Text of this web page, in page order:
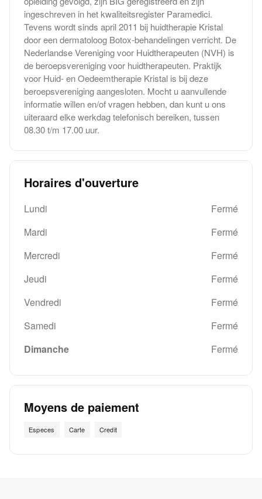
ingeschreven in het kwaliteitsregister Paramedici.
Tevens wordt sinds april 2011 bij huidtherapie Kristal
door een dermatoloog Botox-behandelingen verricht. De
Nederlandse Vereniging voor Huidtherapeuten (NVH) is
de beroepsvereniging voor huidtherapeuten. Praktijk
voor Huid- en Oedeemtherapie Kristal is bij deze
beroepsvereniging aangesloten. Mocht u aanvullende
informatie willen en/of vragen hebben, dan kunt u ons
uiteraard elke werkdag telefonisch bereiken, tussen
08.30 t/m 17.00 uur.
Horaires d'ouverture
Lundi
Fermé
Mardi
Fermé
Mercredi
Fermé
Jeudi
Fermé
Vendredi
Fermé
Samedi
Fermé
Dimanche
Fermé
Moyens de paiement
Especes Carte Credit